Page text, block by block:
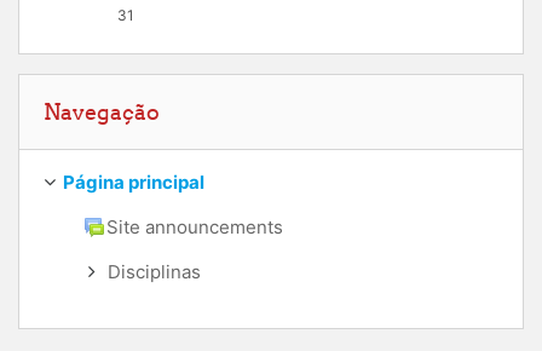
31
Navegação
Página principal
Site announcements
Disciplinas